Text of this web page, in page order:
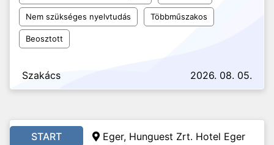
Nem szükséges nyelvtudás Többműszakos
Beosztott
Szakács 2026. 08. 05.
START
Eger, Hunguest Zrt. Hotel Eger